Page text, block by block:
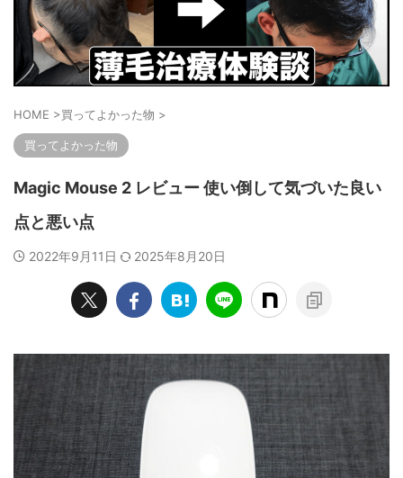
HOME >買ってよかった物 >
買ってよかった物
Magic Mouse 2 レビュー 使い倒して気づいた良い
点と悪い点
2022年9月11日 2025年8月20日